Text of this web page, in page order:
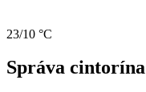
23/10 °C
Správa cintorína